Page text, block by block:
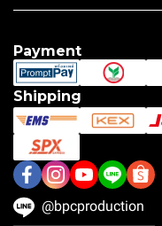
Payment
Shipping
@bpcproduction